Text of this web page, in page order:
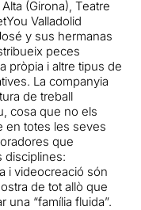
(Girona), Teatre
Valladolid
y sus hermanas
peces
pròpia i altre tipus de
La companyia
de treball
cosa que no els
en totes les seves
que
disciplines:
i videocreació són
de tot allò que
una “família fluida”.